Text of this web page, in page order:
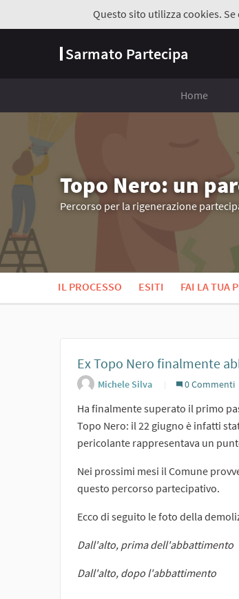
Questo sito utilizza cookies.
Sarmato Partecipa
Home
Topo Nero: un
Percorso per la rigenerazione
IL PROCESSO ESITI FAI LA TUA
Ex Topo Nero finalmente
Michele Silva 0 Commenti
Ha finalmente superato il primo
Topo Nero: il 22 giugno è infatti
pericolante rappresentava un
Nei prossimi mesi il Comune
questo percorso partecipativo.
Ecco di seguito le foto della
Dall'alto, prima dell'abbattimento
Dall'alto, dopo l'abbattimento